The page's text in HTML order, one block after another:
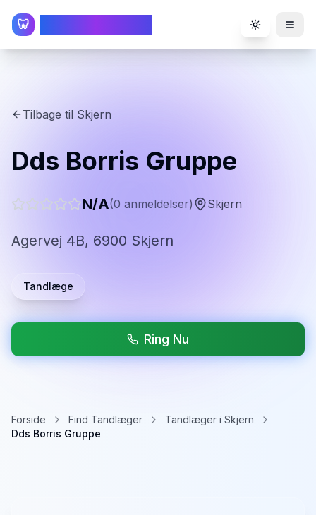
🦷 Toggle
Tilbage til Skjern
Dds Borris Gruppe
N/A(0 anmeldelser) Skjern
Agervej 4B, 6900 Skjern
Tandlæge
Ring Nu
Forside Find Tandlæger
Tandlæger i Skjern
Dds Borris Gruppe